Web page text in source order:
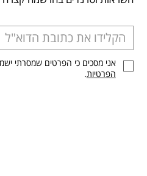
אני מסכים כי הפרטים שמסרתי
הפרטיות.